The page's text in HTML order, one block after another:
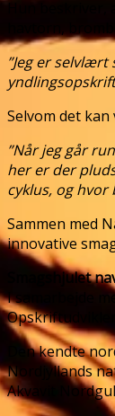
Hun beskriver,
havtorn,
”Jeg er
Selvom det
”Når jeg går
her er der
cyklus, og
Sammen med
innovative
Smagshjulet
I samarbejde
Den kendte
Nordjyllands
Akvavit